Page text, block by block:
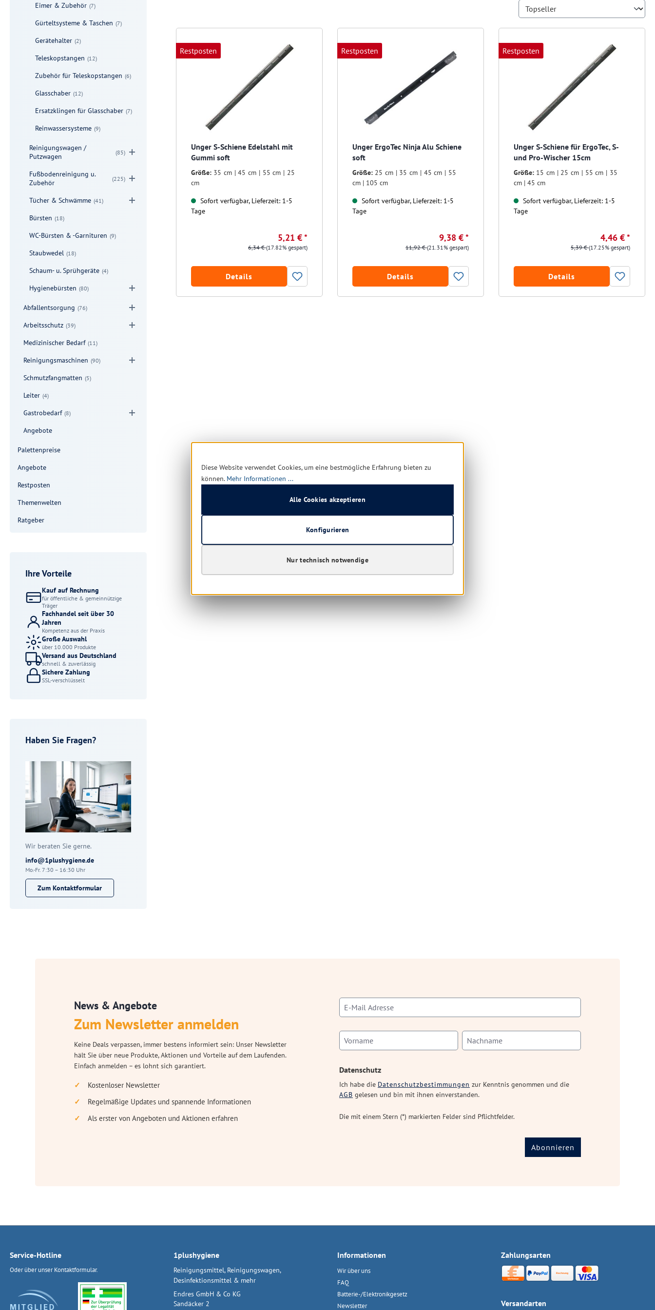
Eimer & Zubehör (7)
Gürteltsysteme & Taschen (7)
Gerätehalter (2)
Teleskopstangen (12)
Zubehör für Teleskopstangen (6)
Glasschaber (12)
Ersatzklingen für Glasschaber (7)
Reinwassersysteme (9)
Reinigungswagen /
Putzwagen
(85)
Fußbodenreinigung u.
Zubehör
(225)
Tücher & Schwämme (41)
Bürsten (18)
WC-Bürsten & -Garnituren (9)
Staubwedel (18)
Schaum- u. Sprühgeräte (4)
Hygienebürsten (80)
Abfallentsorgung (76)
Arbeitsschutz (39)
Medizinischer Bedarf (11)
Reinigungsmaschinen (90)
Schmutzfangmatten (5)
Leiter (4)
Gastrobedarf (8)
Angebote
Palettenpreise
Angebote
Restposten
Themenwelten
Ratgeber
Ihre Vorteile
Kauf auf Rechnung
für öffentliche & gemeinnützige
Träger
Fachhandel seit über 30
Jahren
Kompetenz aus der Praxis
Große Auswahl
über 10.000 Produkte
Versand aus Deutschland
schnell & zuverlässig
Sichere Zahlung
SSL-verschlüsselt
Haben Sie Fragen?
Wir beraten Sie gerne.
info@1plushygiene.de
Mo.-Fr. 7:30 – 16:30 Uhr
Zum Kontaktformular
Restposten
Unger S-Schiene Edelstahl mit
Gummi soft
Größe: 35 cm | 45 cm | 55 cm | 25
cm
Sofort verfügbar, Lieferzeit: 1-5
Tage
5,21 € *
6,34 €(17.82% gespart)
Details
Restposten
Unger ErgoTec Ninja Alu Schiene
soft
Größe: 25 cm | 35 cm | 45 cm | 55
cm | 105 cm
Sofort verfügbar, Lieferzeit: 1-5
Tage
9,38 € *
11,92 €(21.31% gespart)
Details
Restposten
Unger S-Schiene für ErgoTec, S-
und Pro-Wischer 15cm
Größe: 15 cm | 25 cm | 55 cm | 35
cm | 45 cm
Sofort verfügbar, Lieferzeit: 1-5
Tage
4,46 € *
5,39 €(17.25% gespart)
Details
News & Angebote
Zum Newsletter anmelden
Keine Deals verpassen, immer bestens informiert sein: Unser Newsletter
hält Sie über neue Produkte, Aktionen und Vorteile auf dem Laufenden.
Einfach anmelden – es lohnt sich garantiert.
Kostenloser Newsletter
Regelmäßige Updates und spannende Informationen
Als erster von Angeboten und Aktionen erfahren
Datenschutz
Ich habe die Datenschutzbestimmungen zur Kenntnis genommen und die
AGB gelesen und bin mit ihnen einverstanden.
Die mit einem Stern (*) markierten Felder sind Pflichtfelder.
Abonnieren
Service-Hotline
Oder über unserKontaktformular.
1plushygiene
Reinigungsmittel, Reinigungswagen,
Desinfektionsmittel & mehr
Endres GmbH & Co KG
Sandäcker 2
Informationen
Wir über uns
FAQ
Batterie-/Elektronikgesetz
Newsletter
Zahlungsarten
Versandarten
Diese Website verwendet Cookies, um eine bestmögliche Erfahrung bieten zu
können. Mehr Informationen ...
Nur technisch notwendige
Konfigurieren
Alle Cookies akzeptieren